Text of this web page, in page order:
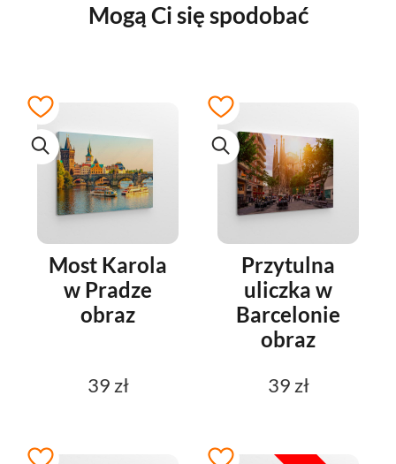
Mogą Ci się spodobać
Most Karola
w Pradze
obraz
39 zł
Przytulna
uliczka w
Barcelonie
obraz
39 zł